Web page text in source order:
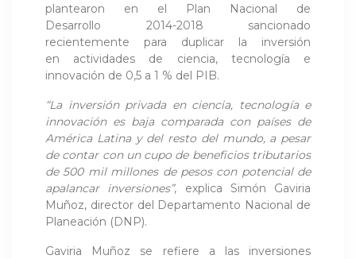
plantearon en el Plan Nacional de
Desarrollo 2014-2018 sancionado
recientemente para duplicar la inversión
en actividades de ciencia, tecnología e
innovación de 0,5 a 1 % del PIB.
“La inversión privada en ciencia, tecnología e
innovación es baja comparada con países de
América Latina y del resto del mundo, a pesar
de contar con un cupo de beneficios tributarios
de 500 mil millones de pesos con potencial de
apalancar inversiones”, explica Simón Gaviria
Muñoz, director del Departamento Nacional de
Planeación (DNP).
Gaviria Muñoz se refiere a las inversiones